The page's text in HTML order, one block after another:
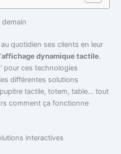
quotidien ses clients en leur
affichage dynamique tactile.
pour ces technologies
différentes solutions
tactile, totem, table… tout
comment ça fonctionne
interactives